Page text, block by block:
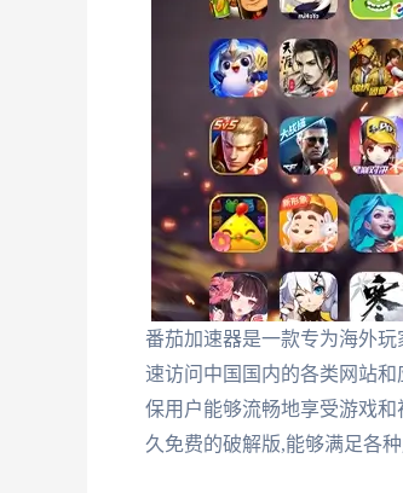
番茄加速器是一款专为海外
速访问中国国内的各类网站
保用户能够流畅地享受游戏
久免费的破解版,能够满足各种